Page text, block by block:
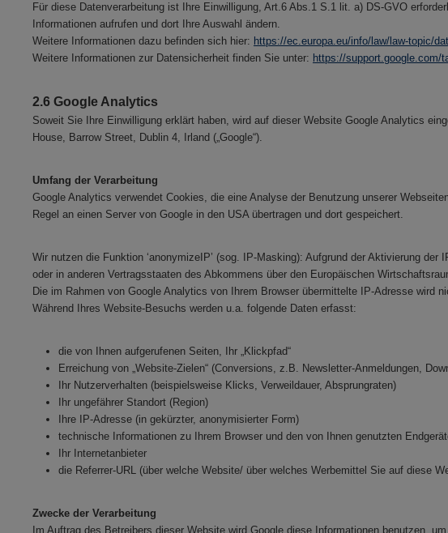
Für diese Datenverarbeitung ist Ihre Einwilligung, Art.6 Abs.1 S.1 lit. a) DS-GVO
Informationen aufrufen und dort Ihre Auswahl ändern.
Weitere Informationen dazu befinden sich hier: https://ec.europa.eu/info/law/law-topic/
Weitere Informationen zur Datensicherheit finden Sie unter: https://support.google.com/
2.6 Google Analytics
Soweit Sie Ihre Einwilligung erklärt haben, wird auf dieser Website Google Analytics
House, Barrow Street, Dublin 4, Irland („Google“).
Umfang der Verarbeitung
Google Analytics verwendet Cookies, die eine Analyse der Benutzung unserer
Regel an einen Server von Google in den USA übertragen und dort gespeichert.
Wir nutzen die Funktion ‘anonymizeIP’ (sog. IP-Masking): Aufgrund der Aktivierung
oder in anderen Vertragsstaaten des Abkommens über den Europäischen
Die im Rahmen von Google Analytics von Ihrem Browser übermittelte IP-Adresse wird
Während Ihres Website-Besuchs werden u.a. folgende Daten erfasst:
die von Ihnen aufgerufenen Seiten, Ihr „Klickpfad“
Erreichung von „Website-Zielen“ (Conversions, z.B. Newsletter-Anmeldungen,
Ihr Nutzerverhalten (beispielsweise Klicks, Verweildauer, Absprungraten)
Ihr ungefährer Standort (Region)
Ihre IP-Adresse (in gekürzter, anonymisierter Form)
technische Informationen zu Ihrem Browser und den von Ihnen genutzten
Ihr Internetanbieter
die Referrer-URL (über welche Website/ über welches Werbemittel Sie auf diese
Zwecke der Verarbeitung
Im Auftrag des Betreibers dieser Website wird Google diese Informationen benutzen,